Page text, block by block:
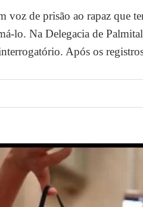
voz de prisão ao rapaz que
lo. Na Delegacia de
Após os